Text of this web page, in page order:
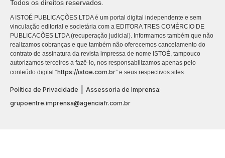
Todos os direitos reservados.
A ISTOÉ PUBLICAÇÕES LTDA é um portal digital independente e sem
vinculação editorial e societária com a EDITORA TRES COMÉRCIO DE
PUBLICACÕES LTDA (recuperação judicial). Informamos também que não
realizamos cobranças e que também não oferecemos cancelamento do
contrato de assinatura da revista impressa de nome ISTOÉ, tampouco
autorizamos terceiros a fazê-lo, nos responsabilizamos apenas pelo
conteúdo digital “https://istoe.com.br” e seus respectivos sites.
Política de Privacidade
Assessoria de Imprensa:
grupoentre.imprensa@agenciafr.com.br